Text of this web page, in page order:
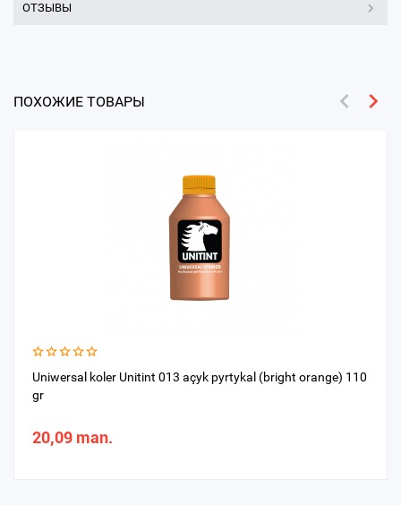
ОТЗЫВЫ
ПОХОЖИЕ ТОВАРЫ
Uniwersal koler Unitint 013 açyk pyrtykal (bright orange) 110
gr
20,09 man.